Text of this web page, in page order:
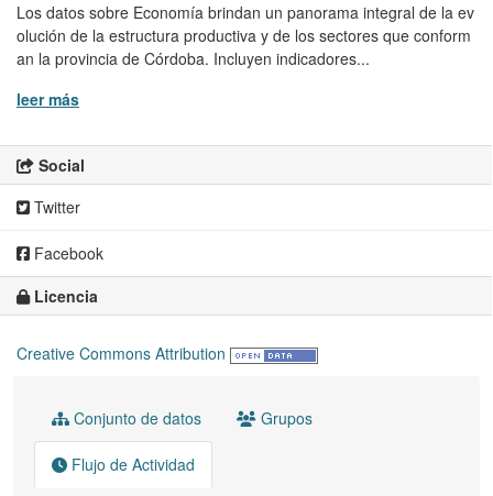
Los datos sobre Economía brindan un panorama integral de la ev
olución de la estructura productiva y de los sectores que conform
an la provincia de Córdoba. Incluyen indicadores...
leer más
Social
Twitter
Facebook
Licencia
Creative Commons Attribution
Conjunto de datos Grupos
Flujo de Actividad